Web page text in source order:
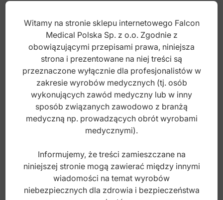
Nożyczki fryzjerskie
Nożyczki fryzjerskie z wkładką z węglika
spiekanego
Pensety anatomiczne
Pensety chirurgiczne
Pensety do depilacji
Pilnik podologiczny
Pilniki do paznokci Black
Index: BK.790.000
35,00zł
brutto
Witamy na stronie sklepu internetowego Falcon
Medical Polska Sp. z o.o. Zgodnie z
obowiązującymi przepisami prawa, niniejsza
strona i prezentowane na niej treści są
przeznaczone wyłącznie dla profesjonalistów w
zakresie wyrobów medycznych (tj. osób
wykonujących zawód medyczny lub w inny
sposób związanych zawodowo z branżą
medyczną np. prowadzących obrót wyrobami
medycznymi).
Informujemy, że treści zamieszczane na
niniejszej stronie mogą zawierać między innymi
wiadomości na temat wyrobów
niebezpiecznych dla zdrowia i bezpieczeństwa